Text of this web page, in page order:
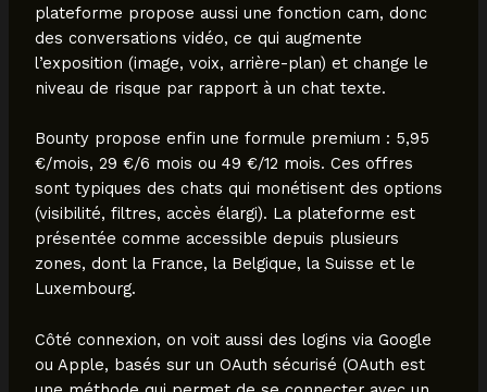
plateforme propose aussi une fonction cam, donc
des conversations vidéo, ce qui augmente
l’exposition (image, voix, arrière-plan) et change le
niveau de risque par rapport à un chat texte.
Bounty propose enfin une formule premium : 5,95
€/mois, 29 €/6 mois ou 49 €/12 mois. Ces offres
sont typiques des chats qui monétisent des options
(visibilité, filtres, accès élargi). La plateforme est
présentée comme accessible depuis plusieurs
zones, dont la France, la Belgique, la Suisse et le
Luxembourg.
Côté connexion, on voit aussi des logins via Google
ou Apple, basés sur un OAuth sécurisé (OAuth est